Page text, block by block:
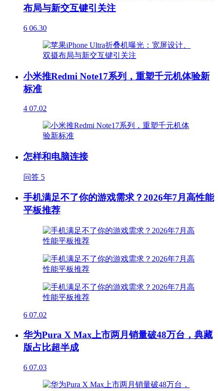
布局与新交互键引关注
6 06.30
小米推Redmi Note17系列，重塑千元机体验新
标准
4 07.02
怎样和电脑连接
问答 5
手机满足不了你的游戏需求？2026年7月高性能
平板推荐
6 07.02
华为Pura X Max上市两月销量破48万台，典藏
版占比超半成
6 07.03